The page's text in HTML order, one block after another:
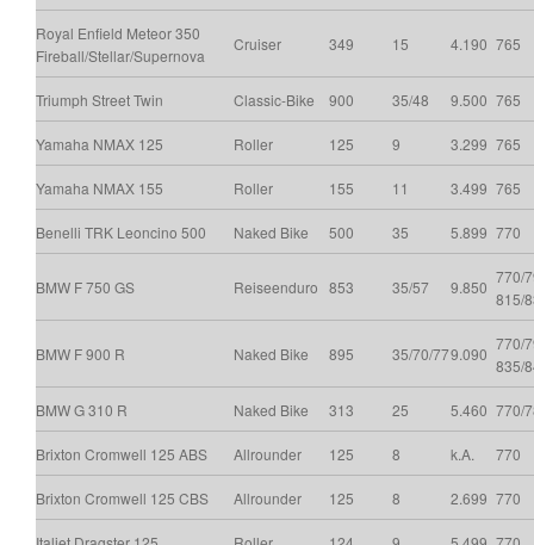
Royal Enfield Meteor 350
Fireball/Stellar/Supernova
Cruiser 349 15 4.190 765
Triumph Street Twin Classic-Bike 900 35/48 9.500 765
Yamaha NMAX 125 Roller 125 9 3.299 765
Yamaha NMAX 155 Roller 155 11 3.499 765
Benelli TRK Leoncino 500 Naked Bike 500 35 5.899 770
BMW F 750 GS Reiseenduro 853 35/57 9.850
770/
815/
BMW F 900 R Naked Bike 895 35/70/779.090
770/
835/
BMW G 310 R Naked Bike 313 25 5.460 770/
Brixton Cromwell 125 ABS Allrounder 125 8 k.A. 770
Brixton Cromwell 125 CBS Allrounder 125 8 2.699 770